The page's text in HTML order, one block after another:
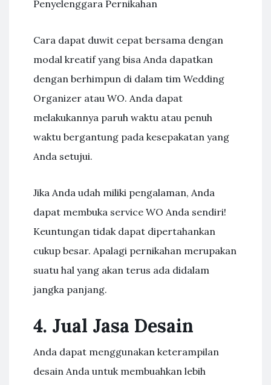
Penyelenggara Pernikahan
Cara dapat duwit cepat bersama dengan
modal kreatif yang bisa Anda dapatkan
dengan berhimpun di dalam tim Wedding
Organizer atau WO. Anda dapat
melakukannya paruh waktu atau penuh
waktu bergantung pada kesepakatan yang
Anda setujui.
Jika Anda udah miliki pengalaman, Anda
dapat membuka service WO Anda sendiri!
Keuntungan tidak dapat dipertahankan
cukup besar. Apalagi pernikahan merupakan
suatu hal yang akan terus ada didalam
jangka panjang.
4. Jual Jasa Desain
Anda dapat menggunakan keterampilan
desain Anda untuk membuahkan lebih